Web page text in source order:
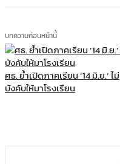
บทความก่อนหน้านี้
ศธ. ย้ำเปิดภาคเรียน ’14 มิ.ย.’ ไม่
บังคับให้มาโรงเรียน